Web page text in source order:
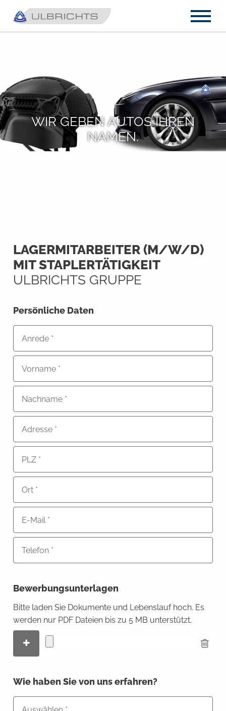
WIR GEBEN AUTOS IHREN
NAMEN.
LAGERMITARBEITER (M/W/D)
MIT STAPLERTÄTIGKEIT
ULBRICHTS GRUPPE
Persönliche Daten
Bewerbungsunterlagen
Bitte laden Sie Dokumente und Lebenslauf hoch. Es
werden nur PDF Dateien bis zu 5 MB unterstützt.
Wie haben Sie von uns erfahren?